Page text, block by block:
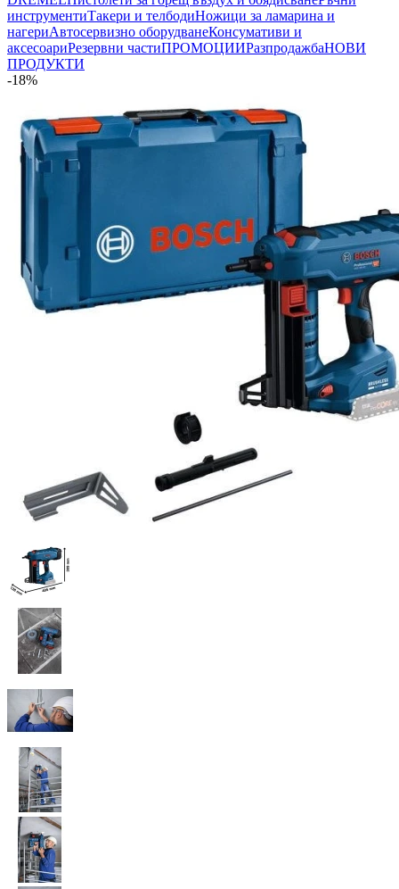
инструментиТакери и телбодиНожици за ламарина и
нагериАвтосервизно оборудванеКонсумативи и
аксесоариРезервни частиПРОМОЦИИРазпродажбаНОВИ
ПРОДУКТИ
-18%